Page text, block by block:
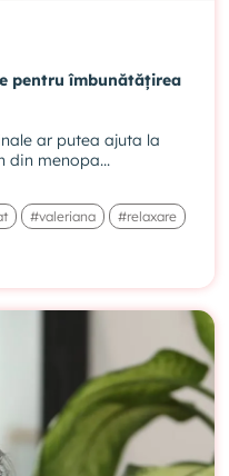
pentru îmbunătățirea
ar putea ajuta la
din menopa...
#valeriana
#relaxare